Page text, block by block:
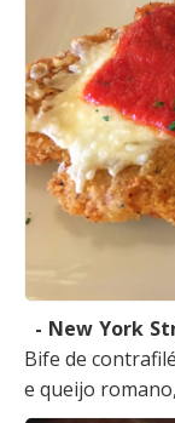
- New York
Bife de
e queijo